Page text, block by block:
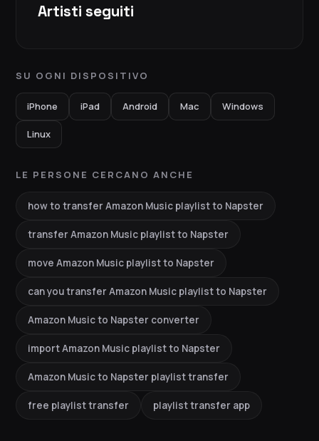
Artisti seguiti
SU OGNI DISPOSITIVO
iPhone iPad Android Mac Windows
Linux
LE PERSONE CERCANO ANCHE
how to transfer Amazon Music playlist to Napster
transfer Amazon Music playlist to Napster
move Amazon Music playlist to Napster
can you transfer Amazon Music playlist to Napster
Amazon Music to Napster converter
import Amazon Music playlist to Napster
Amazon Music to Napster playlist transfer
free playlist transfer playlist transfer app